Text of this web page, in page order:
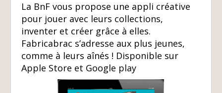
La BnF vous propose une appli créative
pour jouer avec leurs collections,
inventer et créer grâce à elles.
Fabricabrac s’adresse aux plus jeunes,
comme à leurs aînés ! Disponible sur
Apple Store et Google play